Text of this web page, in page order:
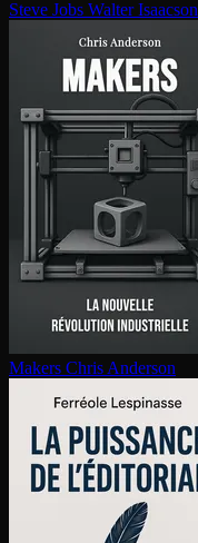
Steve Jobs Walter Isaacson
Makers Chris Anderson